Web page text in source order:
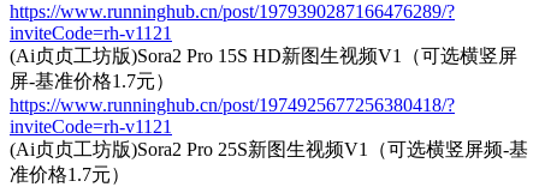
https://www.runninghub.cn/post/1979390287166476289/?
inviteCode=rh-v1121
(Ai贞贞工坊版)Sora2 Pro 15S HD新图生视频V1（可选横竖屏
屏-基准价格1.7元）
https://www.runninghub.cn/post/1974925677256380418/?
inviteCode=rh-v1121
(Ai贞贞工坊版)Sora2 Pro 25S新图生视频V1（可选横竖屏频-基
准价格1.7元）